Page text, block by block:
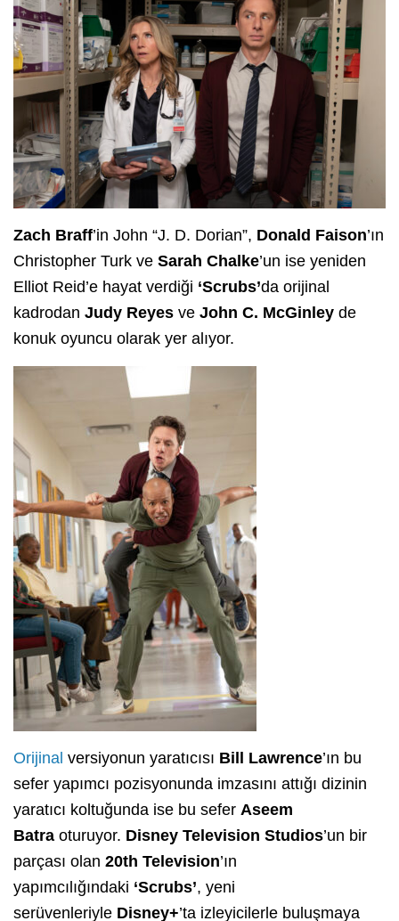
Zach Braff’in John “J. D. Dorian”, Donald Faison’ın
Christopher Turk ve Sarah Chalke’un ise yeniden
Elliot Reid’e hayat verdiği ‘Scrubs’da orijinal
kadrodan Judy Reyes ve John C. McGinley de
konuk oyuncu olarak yer alıyor.
Orijinal versiyonun yaratıcısı Bill Lawrence’ın bu
sefer yapımcı pozisyonunda imzasını attığı dizinin
yaratıcı koltuğunda ise bu sefer Aseem
Batra oturuyor. Disney Television Studios’un bir
parçası olan 20th Television’ın
yapımcılığındaki ‘Scrubs’, yeni
serüvenleriyle Disney+’ta izleyicilerle buluşmaya